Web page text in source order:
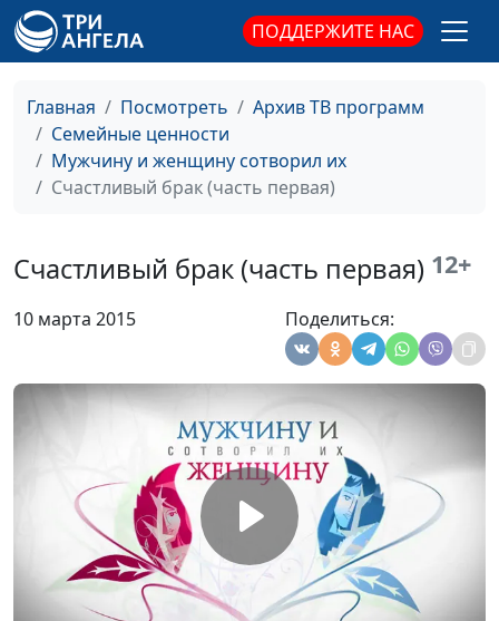
ПОДДЕРЖИТЕ НАС
Главная Посмотреть
Архив ТВ программ
Семейные ценности
Мужчину и женщину сотворил их
Счастливый брак (часть первая)
Счастливый брак (часть первая) 12+
10 марта 2015 Поделиться:
семейным отношениям
Секс и христианство
Александр Сахаров,
психолог, консультант по
семейным отношениям
#67
Секс и христианство
Александр Сахаров,
семейным отношениям
Синдром
Александр Сахаров,
Людмила Верлан,
психолог, консультант по
семейным отношениям
Законы счастливых
Александр Сахаров,
Людмила Верлан,
психолог, консультант по
семейным отношениям
Счастливый брак
(часть вторая)
Александр Сахаров,
Людмила Верлан,